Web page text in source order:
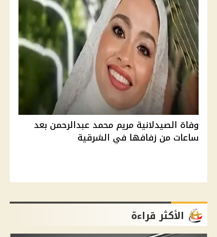
وفاة الصيدلانية مريم محمد عبدالرحمن بعد
ساعات من زفافها في الشرقية
الأكثر قراءة